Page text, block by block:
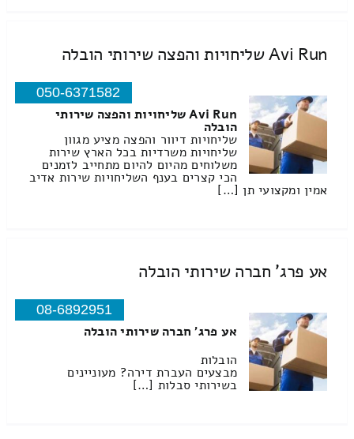
Avi Run שליחויות והפצה שירותי הובלה
050-6371582
Avi Run שליחויות והפצה שירותי
הובלה
שליחויות דיוור והפצה מציע מגוון
שליחויות משרדיות בכל הארץ שירות
משלוחים מהיום להיום מתחייב לזמנים
הכי קצרים בענף השליחויות שירות אדיב
אמין ומקצועי תן […]
אע פרג' חברה שירותי הובלה
08-6892951
אע פרג' חברה שירותי הובלה
הובלות
מבצעים העברת דירה? מעוניינים
בשירותי סבלות […]